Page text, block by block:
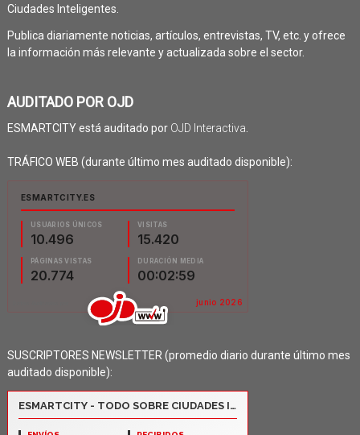
Ciudades Inteligentes.
Publica diariamente noticias, artículos, entrevistas, TV, etc. y ofrece
la información más relevante y actualizada sobre el sector.
AUDITADO POR OJD
ESMARTCITY está auditado por OJD Interactiva
TRÁFICO WEB (durante último mes auditado disponible):
SUSCRIPTORES NEWSLETTER (promedio diario durante último mes
auditado disponible):